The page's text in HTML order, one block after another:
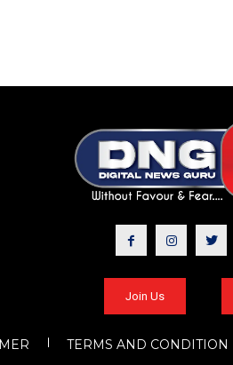
Join Us
TERMS AND CONDITION